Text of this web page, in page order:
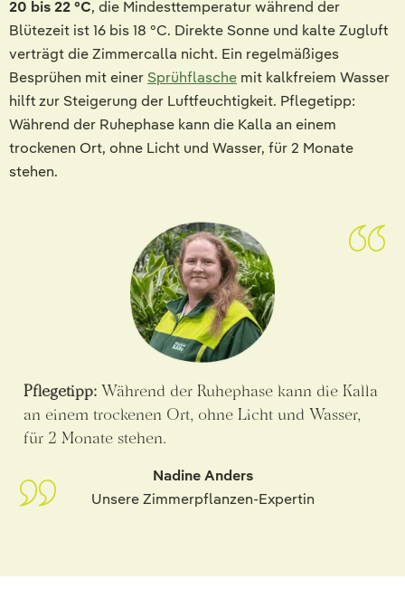
20 bis 22 °C, die Mindesttemperatur während der
Blütezeit ist 16 bis 18 °C. Direkte Sonne und kalte Zugluft
verträgt die Zimmercalla nicht. Ein regelmäßiges
Besprühen mit einer Sprühflasche mit kalkfreiem Wasser
hilft zur Steigerung der Luftfeuchtigkeit. Pflegetipp:
Während der Ruhephase kann die Kalla an einem
trockenen Ort, ohne Licht und Wasser, für 2 Monate
stehen.
Pflegetipp: Während der Ruhephase kann die Kalla
an einem trockenen Ort, ohne Licht und Wasser,
für 2 Monate stehen.
Nadine Anders
Unsere Zimmerpflanzen-Expertin